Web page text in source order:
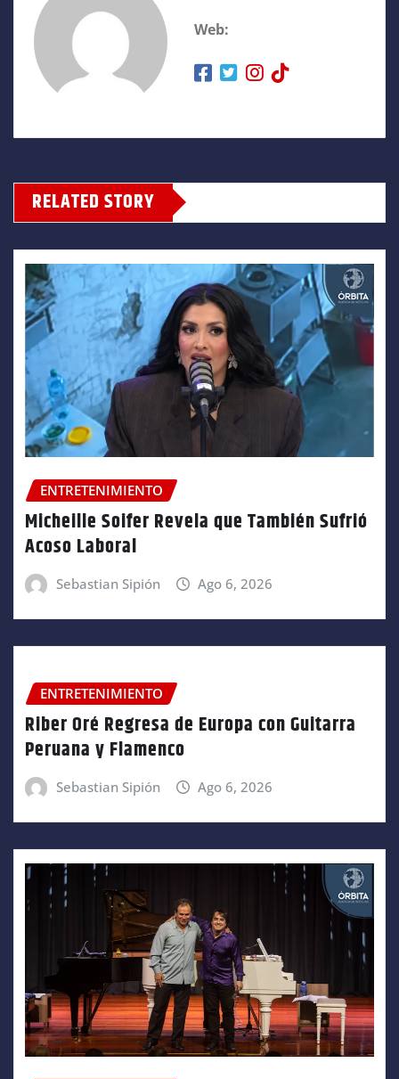
Web:
RELATED STORY
ENTRETENIMIENTO
Micheille Soifer Revela que También Sufrió
Acoso Laboral
Sebastian Sipión Ago 6, 2026
ENTRETENIMIENTO
Riber Oré Regresa de Europa con Guitarra
Peruana y Flamenco
Sebastian Sipión Ago 6, 2026